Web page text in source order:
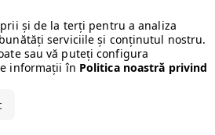
și de la terți pentru a analiza
serviciile și conținutul nostru.
sau vă puteți configura
informații în Politica noastră privind
the brand